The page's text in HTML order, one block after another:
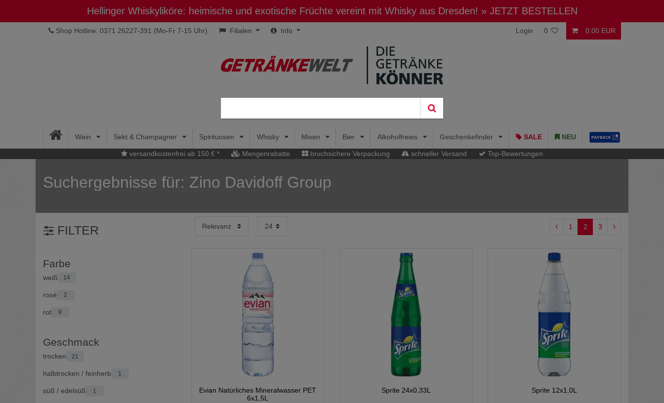
Hellinger Whiskyliköre: heimische und exotische Früchte vereint mit Whisky aus Dresden! » JETZT BESTELLEN
Shop Hotline: 0371 26227-391 (Mo-Fr 7-15 Uhr) Filialen Info Login 0 0,00 EUR
Wein Sekt & Champagner Spirituosen Whisky Mixen Bier Alkoholfreies Geschenkefinder SALE NEU
versandkostenfrei ab 150 € * Mengenrabatte bruchsichere Verpackung schneller Versand Top-Bewertungen
Suchergebnisse für: Zino Davidoff Group
FILTER
Farbe
weiß 14
rosé 2
rot 9
Geschmack
trocken 21
halbtrocken / feinherb 1
süß / edelsüß 1
1 2 3
Evian Natürliches Mineralwasser PET
6x1,5L
Sprite 24x0,33L Sprite 12x1,0L